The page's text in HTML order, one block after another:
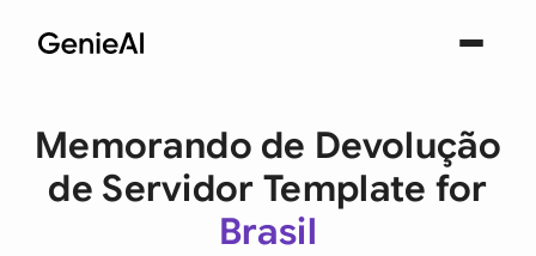
Memorando de Devolução
de Servidor Template for
Brasil